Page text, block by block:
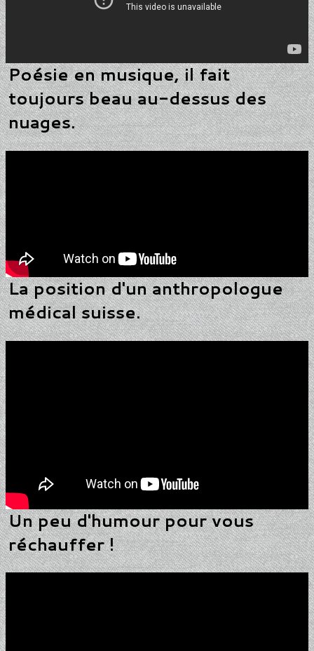
Poésie en musique, il fait
toujours beau au-dessus des
nuages.
La position d'un anthropologue
médical suisse.
Un peu d'humour pour vous
réchauffer !